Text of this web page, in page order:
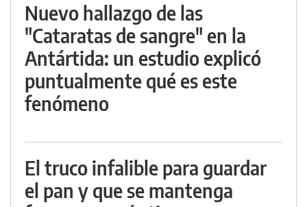
Nuevo hallazgo de las
"Cataratas de sangre" en la
Antártida: un estudio explicó
puntualmente qué es este
fenómeno
El truco infalible para guardar
el pan y que se mantenga